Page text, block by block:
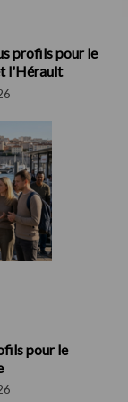
profils pour le
l'Hérault
pour le